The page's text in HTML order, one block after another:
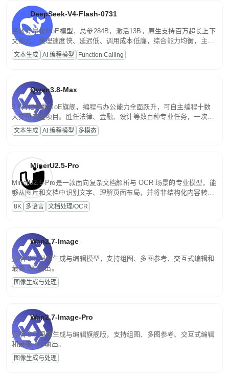
DeepSeek-V4-Flash-0731
高效轻量化MoE模型，总参284B，激活13B，原生支持百万超长上下
文能力。推理速度快、延迟低、调用成本低廉，综合能力均衡，主打
高并发、轻量化任务，适合日常对话、内容创作、基础 RAG、批量
文案处理等普惠刚需场景。
文本生成 AI 编程模型 Function Calling
Qwen3.8-Max
2.4万亿参数MoE旗舰，编程与办公能力全面跃升，可自主编程十数
天交付完整项目。胜任法律、金融、设计等数百种专业任务，一次对
话端到端交付生产级成果。原生视觉理解贯穿规划、执行与验证全流
程，支持超长文档与长视频的深度语义解析。长程任务中自主规划与
文本生成 AI 编程模型 多模态
MinerU2.5-Pro
MinerU2.5-Pro是一款面向复杂文档解析与 OCR 场景的专业模型，能
够从图片和文档中识别文字、理解页面布局，并将非结构化内容转换
为便于存储、检索和二次处理的结构化结果。
8K 多语言 文档处理/OCR
Wan2.7-Image
万相 2.7 图像生成与编辑模型，支持组图、多图参考、交互式编辑和
最高 2K 输出。
图像生成与处理
Wan2.7-Image-Pro
万相 2.7 图像生成与编辑旗舰版，支持组图、多图参考、交互式编辑
和最高 4K 输出。
图像生成与处理